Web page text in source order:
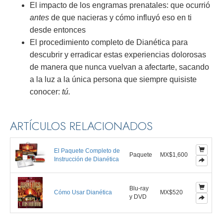
El impacto de los engramas prenatales: que ocurrió
antes de que nacieras y cómo influyó eso en ti
desde entonces
El procedimiento completo de Dianética para
descubrir y erradicar estas experiencias dolorosas
de manera que nunca vuelvan a afectarte, sacando
a la luz a la única persona que siempre quisiste
conocer: tú.
ARTÍCULOS RELACIONADOS
El Paquete Completo de
Instrucción de Dianética
Paquete MX$1,600
Cómo Usar Dianética
Blu-ray
y DVD
MX$520